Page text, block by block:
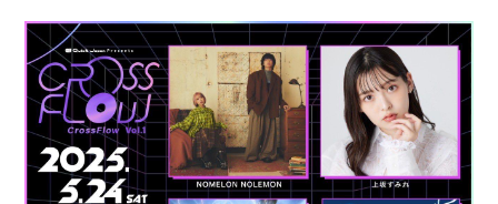
PHOTO
st4ff